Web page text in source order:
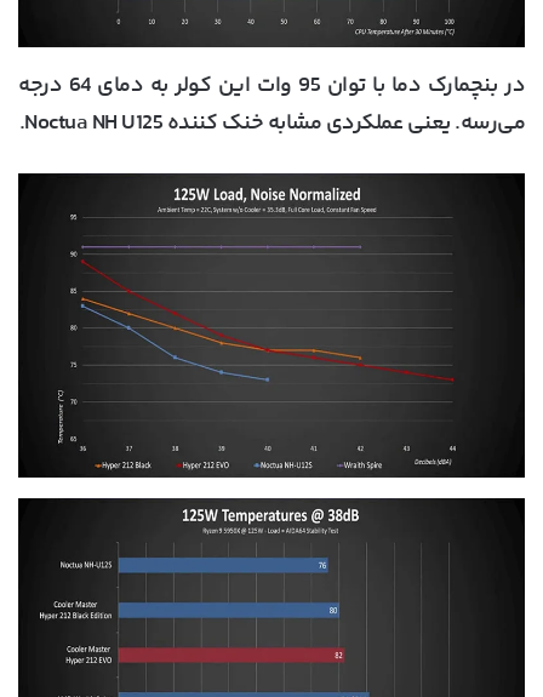
در بنچمارک دما با توان 95 وات این کولر به دمای 64 درجه
می‌رسه. یعنی عملکردی مشابه خنک کننده Noctua NH U125.